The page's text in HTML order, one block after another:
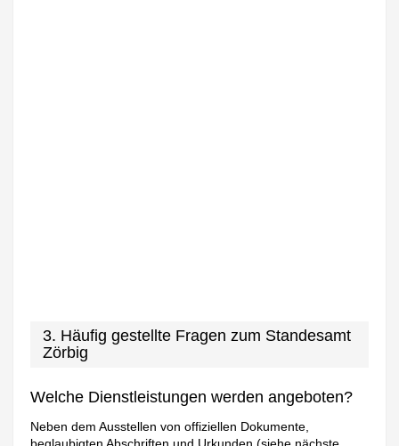
3. Häufig gestellte Fragen zum Standesamt
Zörbig
Welche Dienstleistungen werden angeboten?
Neben dem Ausstellen von offiziellen Dokumente,
beglaubigten Abschriften und Urkunden (siehe nächste